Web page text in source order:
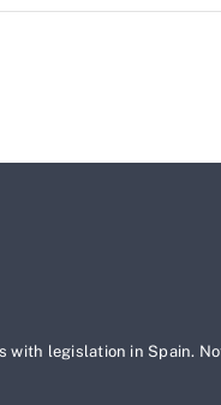
with legislation in Spain.